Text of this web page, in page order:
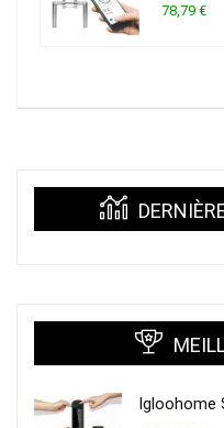
78,79 €
Igloohome